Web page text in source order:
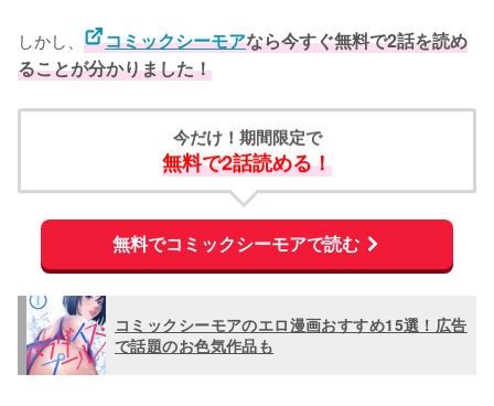
しかし、 コミックシーモアなら今すぐ無料で2話を読め
ることが分かりました！
今だけ！期間限定で
無料で2話読める！
無料でコミックシーモアで読む
コミックシーモアのエロ漫画おすすめ15選！広告
で話題のお色気作品も